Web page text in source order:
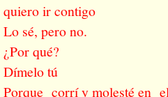
ir contigo
pero no.
qué?
tú
corrí y molesté en el